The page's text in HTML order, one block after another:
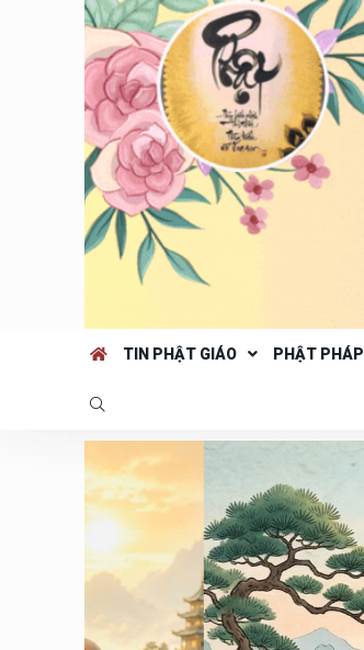
TIN PHẬT GIÁO PHẬT PHÁP